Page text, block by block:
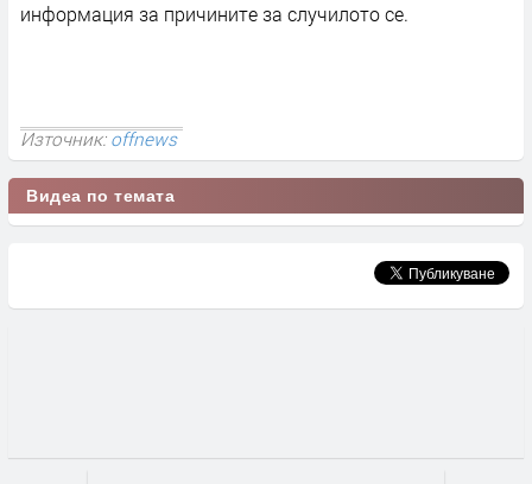
информация за причините за случилото се.
Източник:offnews
Видеа по темата